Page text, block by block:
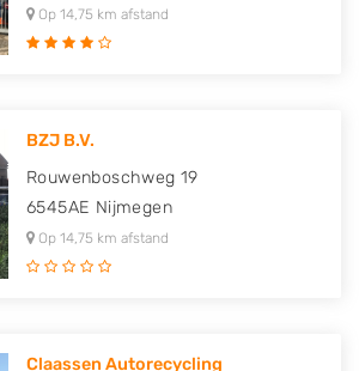
Op 14,75 km afstand
BZJ B.V.
Rouwenboschweg 19
6545AE Nijmegen
Op 14,75 km afstand
Claassen Autorecycling